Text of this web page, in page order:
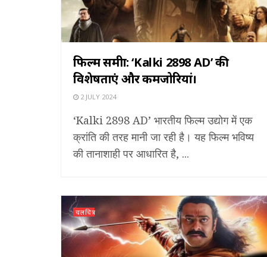
फिल्म समीक्षा: ‘Kalki 2898 AD’ की
विशेषताएं और कमजोरियां।
2 JULY 2024
‘Kalki 2898 AD’ भारतीय फिल्म उद्योग में एक
क्रांति की तरह मानी जा रही है। यह फिल्म भविष्य
की तानाशाही पर आधारित है, ...
चलचित्र